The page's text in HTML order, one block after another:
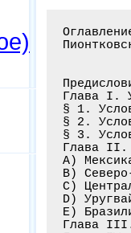
Глава
§ 1.
§ 2.
§ 3.
Глава
А)
В)
С)
D)
Е)
Глава